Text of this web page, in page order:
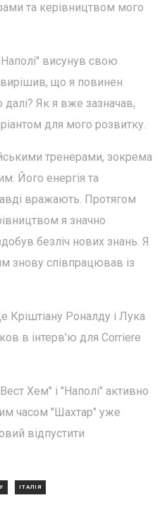
та керівництвом мого
висунув свою
що я повинен
Як я вже зазначав,
для мого розвитку.
тренерами, зокрема
Його енергія та
вражають. Протягом
я значно
безліч нових знань. Я
знову співпрацював із
Кріштіану Роналду і Лука
в інтерв'ю для Corriere
Хем" і "Наполі" активно
часом "Шахтар" уже
відпустити
ІТАЛІЯ